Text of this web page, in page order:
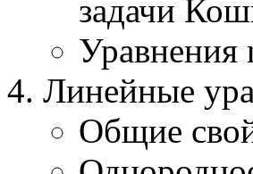
задачи
Уравнения
Линейные
Общие